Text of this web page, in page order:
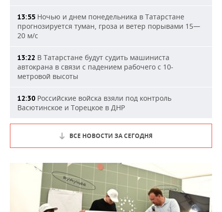
13:55 Ночью и днем понедельника в Татарстане
прогнозируется туман, гроза и ветер порывами 15—
20 м/с
13:22 В Татарстане будут судить машиниста
автокрана в связи с падением рабочего с 10-
метровой высоты
12:30 Российские войска взяли под контроль
Васютинское и Торецкое в ДНР
ВСЕ НОВОСТИ ЗА СЕГОДНЯ